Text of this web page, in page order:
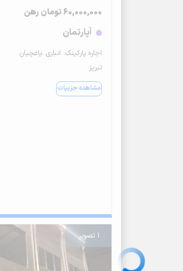
60,000,000 تومان رهن
آپارتمان
اجاره پارکینگ. انباری .یاغچیان
تبریز
مشاهده جزییات
1 تصویر